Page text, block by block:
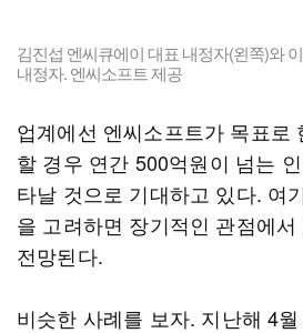
김진섭 엔씨큐에이 대표 내정자(왼쪽)와
내정자. 엔씨소프트 제공
업계에선 엔씨소프트가 목표로
할 경우 연간 500억원이 넘는
타날 것으로 기대하고 있다. 여
을 고려하면 장기적인 관점에
전망된다.
비슷한 사례를 보자. 지난해 4